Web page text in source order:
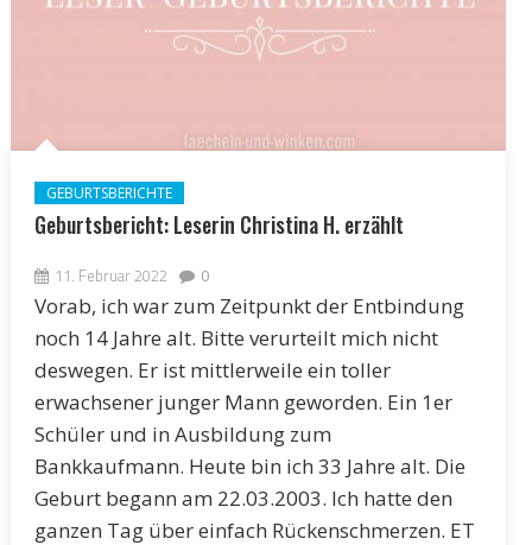
GEBURTSBERICHTE
Geburtsbericht: Leserin Christina H. erzählt
11. Februar 2022 0
Vorab, ich war zum Zeitpunkt der Entbindung
noch 14 Jahre alt. Bitte verurteilt mich nicht
deswegen. Er ist mittlerweile ein toller
erwachsener junger Mann geworden. Ein 1er
Schüler und in Ausbildung zum
Bankkaufmann. Heute bin ich 33 Jahre alt. Die
Geburt begann am 22.03.2003. Ich hatte den
ganzen Tag über einfach Rückenschmerzen. ET